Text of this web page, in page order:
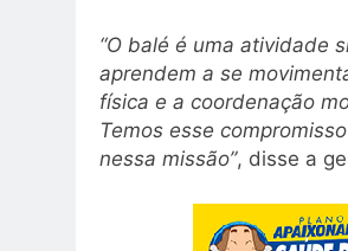
“O balé é uma atividade
aprendem a se
física e a coordenação
Temos esse
nessa missão”, disse a